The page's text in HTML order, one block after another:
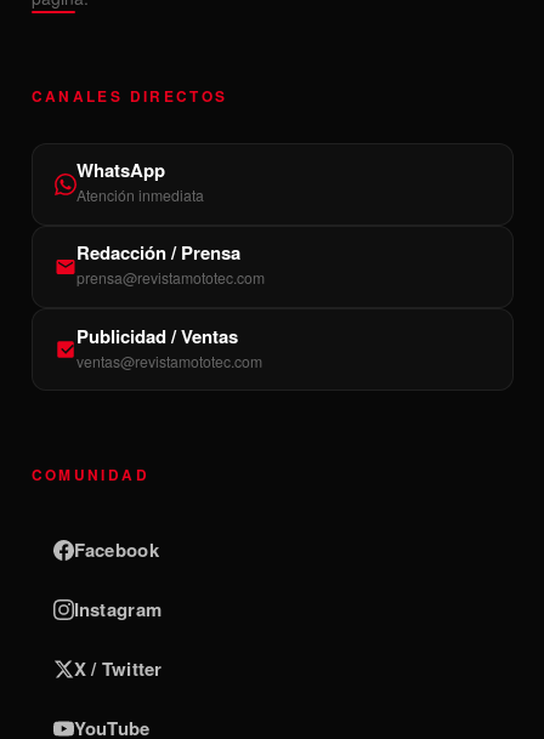
CANALES DIRECTOS
WhatsApp
Atención inmediata
Redacción / Prensa
prensa@revistamototec.com
Publicidad / Ventas
ventas@revistamototec.com
COMUNIDAD
Facebook
Instagram
X / Twitter
YouTube